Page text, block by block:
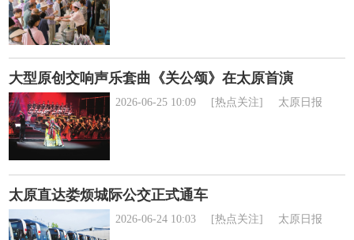
大型原创交响声乐套曲《关公颂》在太原首演
2026-06-25 10:09 [热点关注] 太原日报
太原直达娄烦城际公交正式通车
2026-06-24 10:03 [热点关注] 太原日报